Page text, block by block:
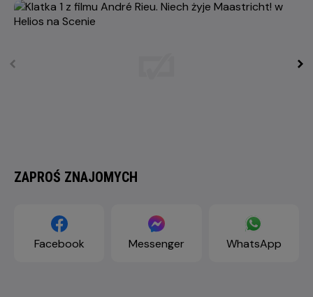
ZAPROŚ ZNAJOMYCH
Facebook Messenger WhatsApp